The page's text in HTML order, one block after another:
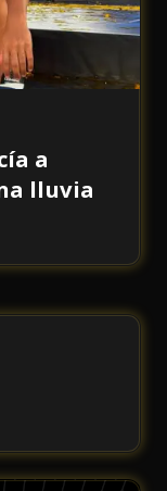
a
lluvia